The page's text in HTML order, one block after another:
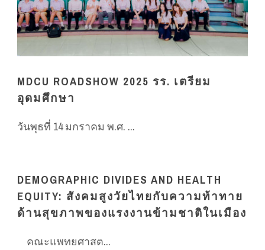
MDCU ROADSHOW 2025 รร. เตรียม
อุดมศึกษา
วันพุธที่ 14 มกราคม พ.ศ. ...
DEMOGRAPHIC DIVIDES AND HEALTH
EQUITY: สังคมสูงวัยไทยกับความท้าทาย
ด้านสุขภาพของแรงงานข้ามชาติในเมือง
คณะแพทยศาสต...